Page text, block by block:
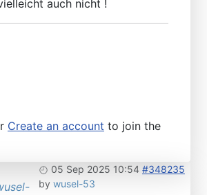
auch nicht !
Create an account to join the
05 Sep 2025 10:54 #348235
by wusel-53